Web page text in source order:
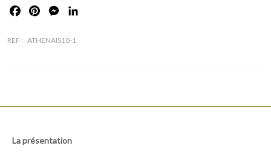
FacebookPinterestMessenger
REF : ATHENAIS10-1
La présentation